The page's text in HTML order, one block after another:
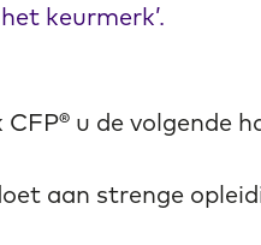
keurmerk’.
u de volgende
aan strenge